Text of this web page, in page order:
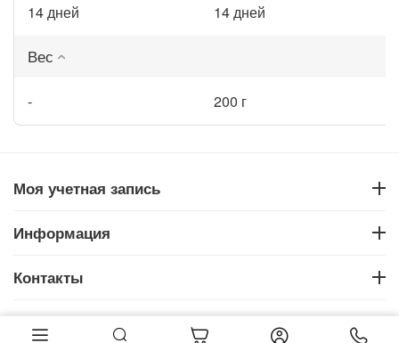
14 дней 14 дней
Вес
- 200 г
Моя учетная запись
Информация
Контакты